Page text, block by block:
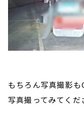
もちろん写真撮影も
写真撮ってみてくだ